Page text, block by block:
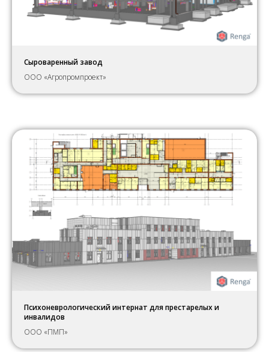
Сыроваренный завод
ООО «Агропромпроект»
Психоневрологический интернат для престарелых и
инвалидов
ООО «ПМП»